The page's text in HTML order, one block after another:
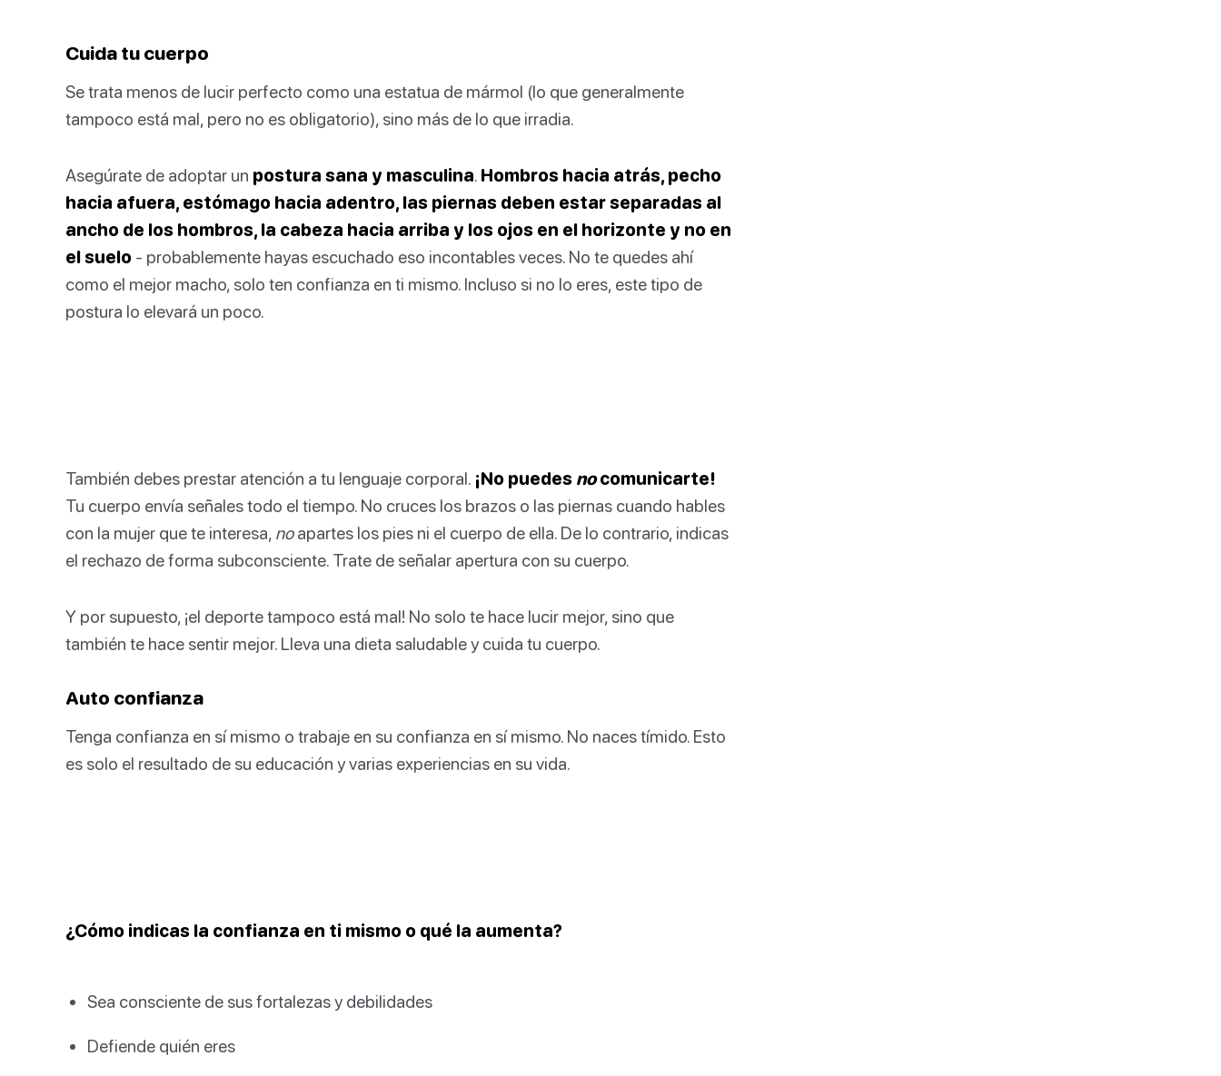
Cuida tu cuerpo
Se trata menos de lucir perfecto como una estatua de mármol (lo que generalmente
tampoco está mal, pero no es obligatorio), sino más de lo que irradia.
Asegúrate de adoptar un postura sana y masculina Hombros hacia atrás, pecho
hacia afuera, estómago hacia adentro, las piernas deben estar separadas al
ancho de los hombros, la cabeza hacia arriba y los ojos en el horizonte y no en
el suelo - probablemente hayas escuchado eso incontables veces. No te quedes ahí
como el mejor macho, solo ten confianza en ti mismo. Incluso si no lo eres, este tipo de
postura lo elevará un poco.
También debes prestar atención a tu lenguaje corporal. ¡No puedes nocomunicarte!
Tu cuerpo envía señales todo el tiempo. No cruces los brazos o las piernas cuando hables
con la mujer que te interesa, noapartes los pies ni el cuerpo de ella. De lo contrario, indicas
el rechazo de forma subconsciente. Trate de señalar apertura con su cuerpo.
Y por supuesto, ¡el deporte tampoco está mal! No solo te hace lucir mejor, sino que
también te hace sentir mejor. Lleva una dieta saludable y cuida tu cuerpo.
Auto confianza
Tenga confianza en sí mismo o trabaje en su confianza en sí mismo. No naces tímido. Esto
es solo el resultado de su educación y varias experiencias en su vida.
¿Cómo indicas la confianza en ti mismo o qué la aumenta?
Sea consciente de sus fortalezas y debilidades
Defiende quién eres